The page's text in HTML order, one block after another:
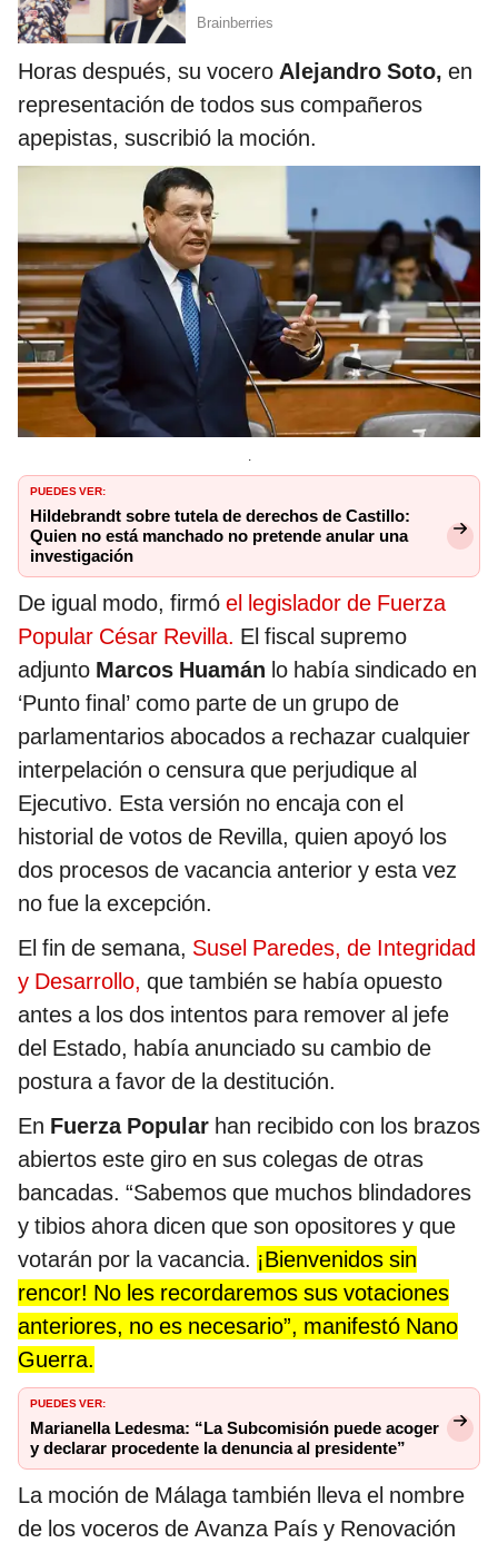
Horas después, su vocero Alejandro Soto, en
representación de todos sus compañeros
apepistas, suscribió la moción.
.
PUEDES VER:
Hildebrandt sobre tutela de derechos de Castillo:
Quien no está manchado no pretende anular una
investigación
De igual modo, firmó el legislador de Fuerza
Popular César Revilla. El fiscal supremo
adjunto Marcos Huamán lo había sindicado en
‘Punto final’ como parte de un grupo de
parlamentarios abocados a rechazar cualquier
interpelación o censura que perjudique al
Ejecutivo. Esta versión no encaja con el
historial de votos de Revilla, quien apoyó los
dos procesos de vacancia anterior y esta vez
no fue la excepción.
El fin de semana, Susel Paredes, de Integridad
y Desarrollo, que también se había opuesto
antes a los dos intentos para remover al jefe
del Estado, había anunciado su cambio de
postura a favor de la destitución.
En Fuerza Popular han recibido con los brazos
abiertos este giro en sus colegas de otras
bancadas. “Sabemos que muchos blindadores
y tibios ahora dicen que son opositores y que
votarán por la vacancia. ¡Bienvenidos sin
rencor! No les recordaremos sus votaciones
anteriores, no es necesario”, manifestó Nano
Guerra.
PUEDES VER:
Marianella Ledesma: “La Subcomisión puede acoger
y declarar procedente la denuncia al presidente”
La moción de Málaga también lleva el nombre
de los voceros de Avanza País y Renovación